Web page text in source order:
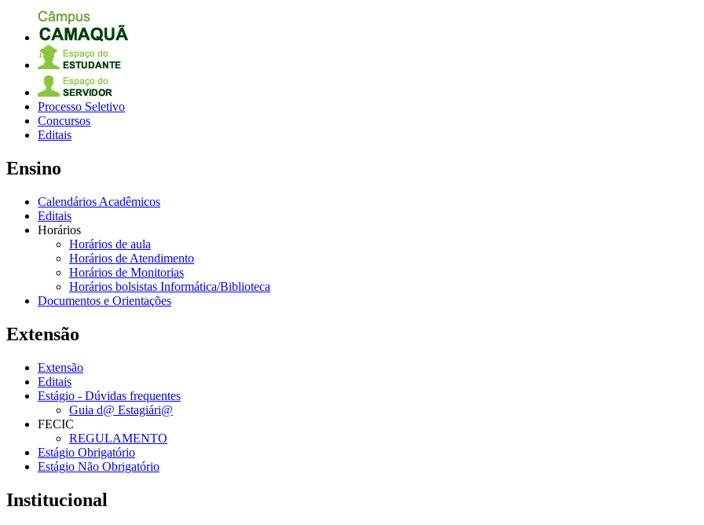
Processo Seletivo
Concursos
Editais
Ensino
Calendários Acadêmicos
Editais
Horários
Horários de aula
Horários de Atendimento
Horários de Monitorias
Horários bolsistas Informática/Biblioteca
Documentos e Orientações
Extensão
Extensão
Editais
Estágio - Dúvidas frequentes
Guia d@ Estagiári@
FECIC
REGULAMENTO
Estágio Obrigatório
Estágio Não Obrigatório
Institucional